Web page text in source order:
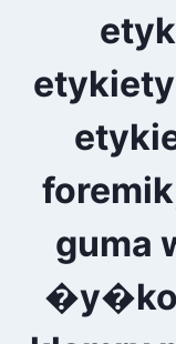
guma